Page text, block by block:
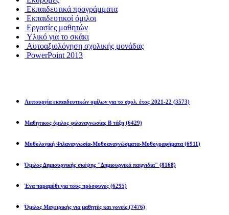
Εκπαιδευτικά προγράμματα
Εκπαιδευτικοί όμιλοι
Εργασίες μαθητών
Υλικό για το σκάκι
Αυτοαξιολόγηση σχολικής μονάδας
PowerPoint 2013
Λειτουργία εκπαιδευτικών ομίλων για το σχολ. έτος 2021-22 (3573)
Μαθητικος όμιλος φιλαναγνωσίας Β τάξη (6429)
Μυθολογική Φιλαναγνωσία-Μυθοαναγνώσματα-Μυθογραφήματα (6911)
Όμιλος Δημιουργικής σκέψης "Δημιουργικά παιχνιδια" (8168)
Ένα παραμύθι για τους πρόσφυγες (6295)
Όμιλος Μαγειρικής για μαθητές και γονείς (7476)